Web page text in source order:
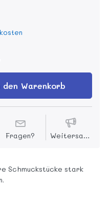
Warenkorb
Fragen? Weitersagen
Schmuckstücke stark